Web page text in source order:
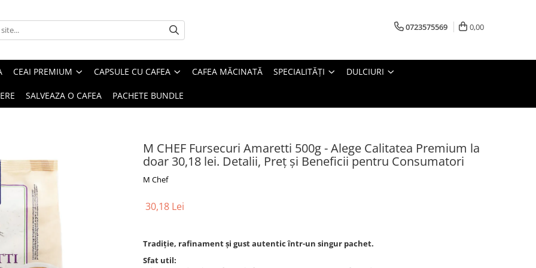
0723575569 0,00
CEAI PREMIUM CAPSULE CU CAFEA CAFEA MĂCINATĂ SPECIALITĂȚI DULCIURI
SALVEAZA O CAFEA PACHETE BUNDLE
M CHEF Fursecuri Amaretti 500g - Alege Calitatea Premium la
doar 30,18 lei. Detalii, Preț și Beneficii pentru Consumatori
M Chef
30,18 Lei
Tradiție, rafinament și gust autentic într-un singur pachet.
Sfat util: